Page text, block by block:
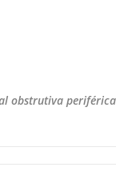
obstrutiva